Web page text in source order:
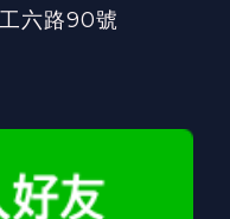
六路90號